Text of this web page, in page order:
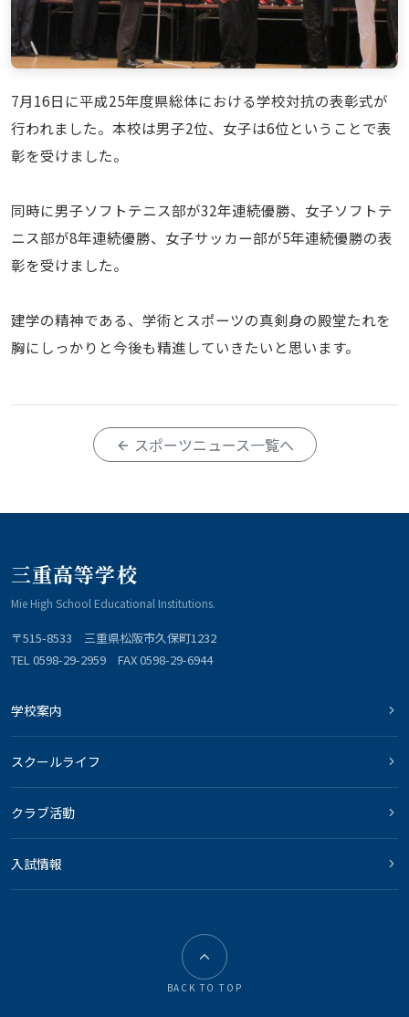
7月16日に平成25年度県総体における学校対抗の表彰式が
行われました。本校は男子2位、女子は6位ということで表
彰を受けました。
同時に男子ソフトテニス部が32年連続優勝、女子ソフトテ
ニス部が8年連続優勝、女子サッカー部が5年連続優勝の表
彰を受けました。
建学の精神である、学術とスポーツの真剣身の殿堂たれを
胸にしっかりと今後も精進していきたいと思います。
スポーツニュース一覧へ
三重高等学校
Mie High School Educational Institutions.
〒515-8533 三重県松阪市久保町1232
TEL 0598-29-2959 FAX 0598-29-6944
学校案内
スクールライフ
クラブ活動
入試情報
BACK TO TOP